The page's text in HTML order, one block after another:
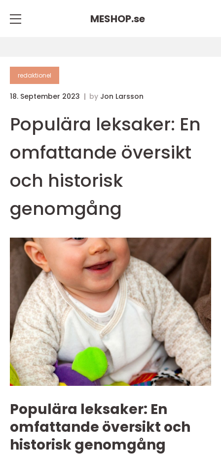
MESHOP.se
redaktionel
18. September 2023 by Jon Larsson
Populära leksaker: En
omfattande översikt
och historisk
genomgång
Populära leksaker: En
omfattande översikt och
historisk genomgång